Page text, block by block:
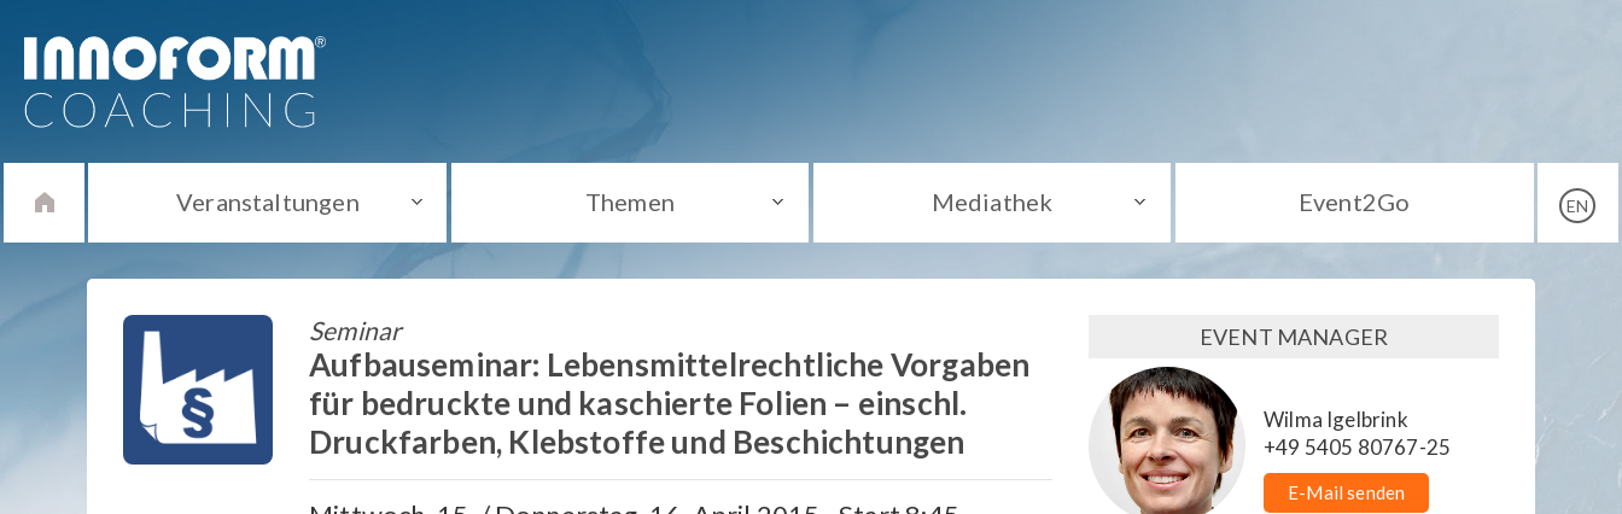
Veranstaltungen Themen Mediathek Event2Go EN
Seminar
Aufbauseminar: Lebensmittelrechtliche Vorgaben
für bedruckte und kaschierte Folien – einschl.
Druckfarben, Klebstoffe und Beschichtungen
EVENT MANAGER
Wilma Igelbrink
+49 5405 80767-25
E-Mail senden